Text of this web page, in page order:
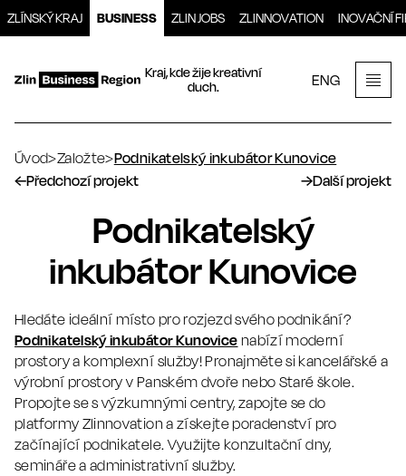
Přeskočit
na
obsah
ZLÍNSKÝ KRAJ BUSINESS ZLIN JOBS ZLINNOVATION INOVAČNÍ
Kraj, kde žije kreativní
duch.
ENG
Úvod>Založte>Podnikatelský inkubátor Kunovice
←Předchozí projekt →Další projekt
Podnikatelský
inkubátor Kunovice
Hledáte ideální místo pro rozjezd svého podnikání?
Podnikatelský inkubátor Kunovicenabízí moderní
prostory a komplexní služby! Pronajměte si kancelářské a
výrobní prostory v Panském dvoře nebo Staré škole.
Propojte se s výzkumnými centry, zapojte se do
platformy Zlinnovation a získejte poradenství pro
začínající podnikatele. Využijte konzultační dny,
semináře a administrativní služby.